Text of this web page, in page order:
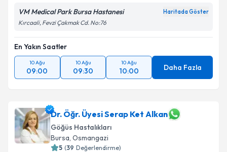
VM Medical Park Bursa Hastanesi Haritada Göster
Kırcaali, Fevzi Çakmak Cd. No:76
En Yakın Saatler
10 Ağu
09:00
10 Ağu
09:30
10 Ağu
10:00 Daha Fazla
Dr. Öğr. Üyesi Serap Ket Alkan
Göğüs Hastalıkları
Bursa, Osmangazi
5 (39 Değerlendirme)